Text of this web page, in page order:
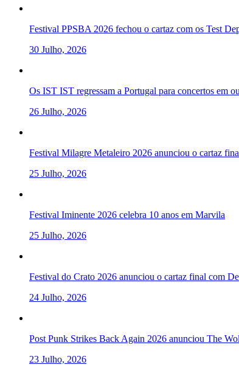
Festival PPSBA 2026 fechou o cartaz com os Test
30 Julho, 2026
Os IST IST regressam a Portugal para concertos em
26 Julho, 2026
Festival Milagre Metaleiro 2026 anunciou o cartaz
25 Julho, 2026
Festival Iminente 2026 celebra 10 anos em Marvila
25 Julho, 2026
Festival do Crato 2026 anunciou o cartaz final com
24 Julho, 2026
Post Punk Strikes Back Again 2026 anunciou The
23 Julho, 2026